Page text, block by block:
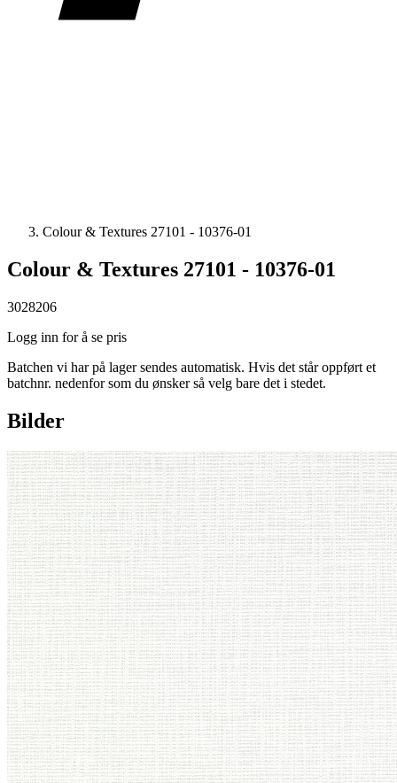
Colour & Textures 27101 - 10376-01
Colour & Textures 27101 - 10376-01
3028206
Logg inn for å se pris
Batchen vi har på lager sendes automatisk. Hvis det står oppført et
batchnr. nedenfor som du ønsker så velg bare det i stedet.
Bilder